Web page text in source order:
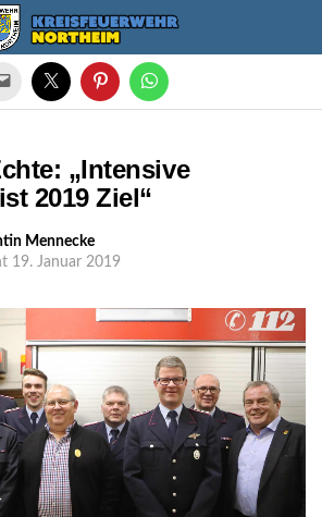
„Intensive
2019 Ziel“
Mennecke
19. Januar 2019
Version verlassen